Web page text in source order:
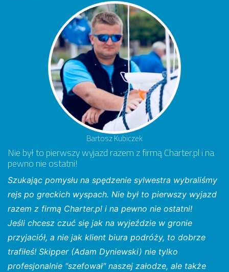
Bartosz Kubiczek
Nie był to pierwszy wyjazd razem z firmą Charter.pl i na
pewno nie ostatni!
Szukając pomysłu na spędzenie sylwestra wybraliśmy
rejs po greckich wyspach. Nie był to pierwszy wyjazd
razem z firmą Charter.pl i na pewno nie ostatni!
Jeśli chcesz czuć się jak na wyjeździe w gronie
przyjaciół, a nie jak klient biura podróży, to dobrze
trafiłeś! Skipper (Adam Dyniewski) nie tylko
profesjonalnie "szefował" naszej załodze, ale także